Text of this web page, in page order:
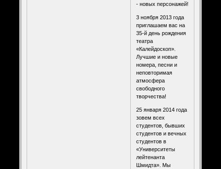
- новых персонажей!
3 ноября 2013 года
приглашаем вас на
35-й день рождения
театра
«Калейдоскоп».
Лучшие и новые
номера, песни и
неповторимая
атмосфера
свободного
творчества!
25 января 2014 года
зовем всех
студентов, бывших
студентов и вечных
студентов в
«Университеты
лейтенанта
Шмидта». Мы